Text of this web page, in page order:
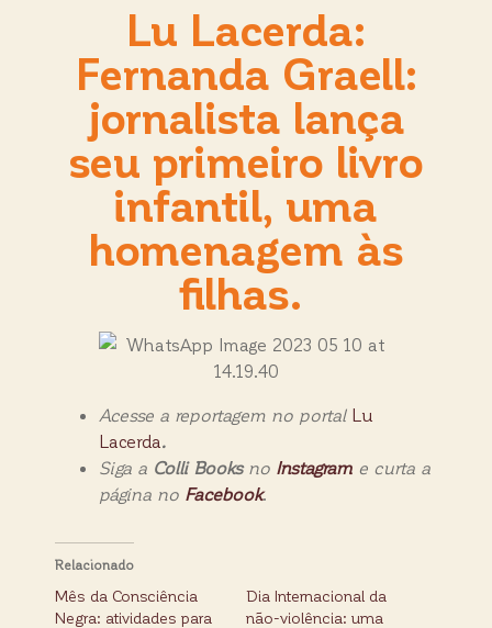
Lu Lacerda:
Fernanda Graell:
jornalista lança
seu primeiro livro
infantil, uma
homenagem às
filhas.
Acesse a reportagem no portal Lu
Lacerda.
Siga a Colli Booksno Instagram e curta a
página no Facebook.
Relacionado
Mês da Consciência
Negra: atividades para
Dia Internacional da
não-violência: uma